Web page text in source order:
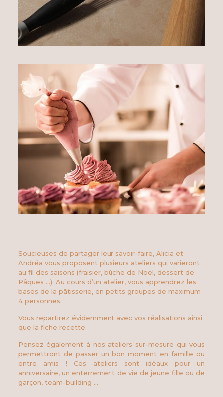
Soucieuses de partager leur savoir-faire, Alicia et
Andréa vous proposent plusieurs ateliers qui varieront
au fil des saisons (fraisier, bûche de Noël, dessert de
Pâques …). Au cours d’un atelier, vous apprendrez les
bases de la pâtisserie, en petits groupes de maximum
4 personnes.
Vous repartirez évidemment avec vos réalisations ainsi
que la fiche recette.
Pensez également à nos ateliers sur-mesure qui vous
permettront de passer un bon moment en famille ou
entre amis ! Ces ateliers sont idéaux pour un
anniversaire, un enterrement de vie de jeune fille ou de
garçon, team-building …